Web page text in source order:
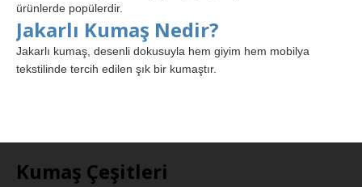
ürünlerde popülerdir.
Jakarlı Kumaş Nedir?
Jakarlı kumaş, desenli dokusuyla hem giyim hem mobilya
tekstilinde tercih edilen şık bir kumaştır.
Kumaş Çeşitleri